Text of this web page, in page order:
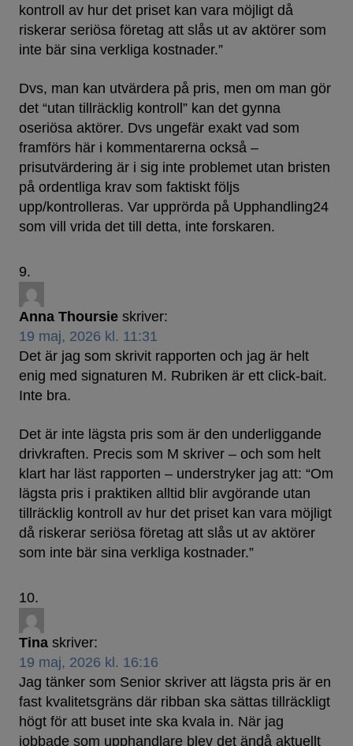
kontroll av hur det priset kan vara möjligt då
riskerar seriösa företag att slås ut av aktörer som
inte bär sina verkliga kostnader.”
Dvs, man kan utvärdera på pris, men om man gör
det “utan tillräcklig kontroll” kan det gynna
oseriösa aktörer. Dvs ungefär exakt vad som
framförs här i kommentarerna också –
prisutvärdering är i sig inte problemet utan bristen
på ordentliga krav som faktiskt följs
upp/kontrolleras. Var upprörda på Upphandling24
som vill vrida det till detta, inte forskaren.
Anna Thoursie skriver:
19 maj, 2026 kl. 11:31
Det är jag som skrivit rapporten och jag är helt
enig med signaturen M. Rubriken är ett click-bait.
Inte bra.
Det är inte lägsta pris som är den underliggande
drivkraften. Precis som M skriver – och som helt
klart har läst rapporten – understryker jag att: “Om
lägsta pris i praktiken alltid blir avgörande utan
tillräcklig kontroll av hur det priset kan vara möjligt
då riskerar seriösa företag att slås ut av aktörer
som inte bär sina verkliga kostnader.”
Tina skriver:
19 maj, 2026 kl. 16:16
Jag tänker som Senior skriver att lägsta pris är en
fast kvalitetsgräns där ribban ska sättas tillräckligt
högt för att buset inte ska kvala in. När jag
jobbade som upphandlare blev det ändå aktuellt